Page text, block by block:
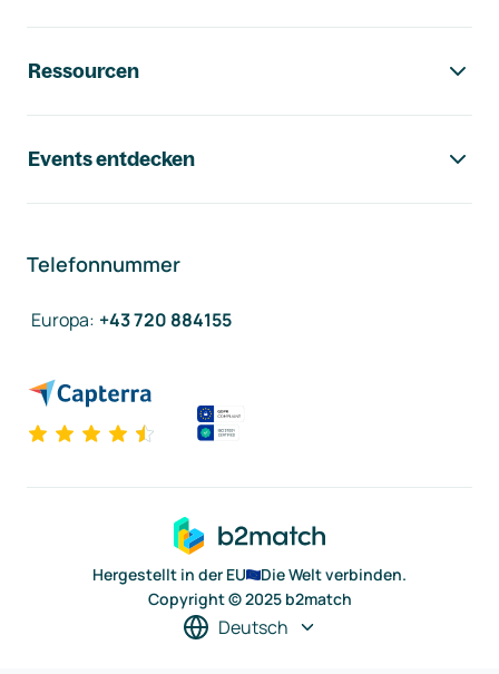
Ressourcen
Events entdecken
Telefonnummer
Europa: +43 720 884155
Hergestellt in der EU
Die Welt verbinden.
Copyright © 2025 b2match
Deutsch